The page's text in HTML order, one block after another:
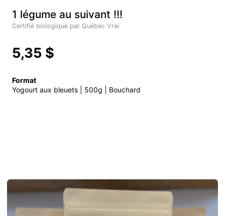
1 légume au suivant !!!
Certifié biologique par Québec Vrai
5,35 $
Format
Yogourt aux bleuets | 500g | Bouchard